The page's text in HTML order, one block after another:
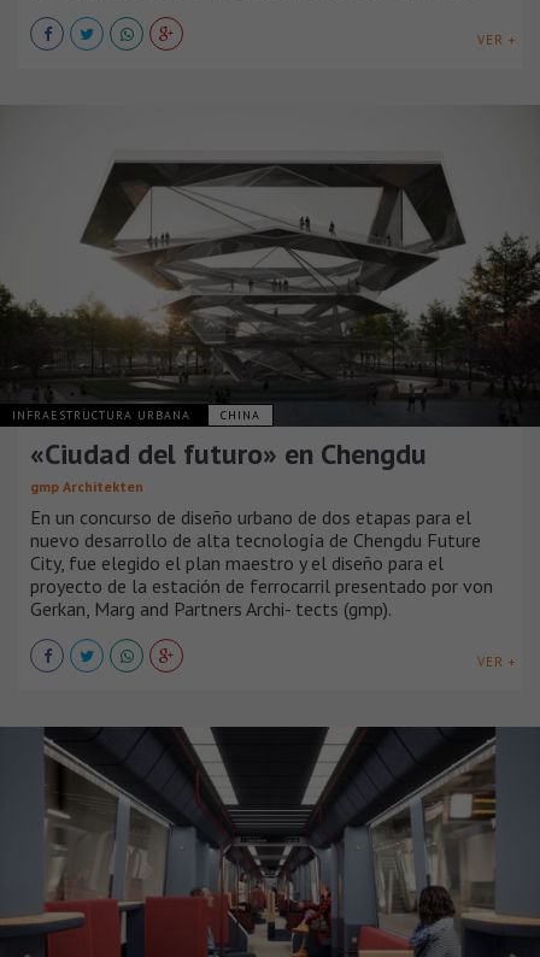
VER +
INFRAESTRUCTURA URBANA CHINA
«Ciudad del futuro» en Chengdu
gmp Architekten
En un concurso de diseño urbano de dos etapas para el
nuevo desarrollo de alta tecnología de Chengdu Future
City, fue elegido el plan maestro y el diseño para el
proyecto de la estación de ferrocarril presentado por von
Gerkan, Marg and Partners Archi- tects (gmp).
VER +